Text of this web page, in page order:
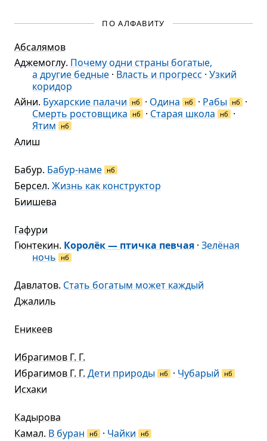
ПО АЛФАВИТУ
Абсалямов
Аджемоглу. Почему одни страны богатые,
а другие бедные · Власть и прогресс · Узкий
коридор
Айни. Бухарские палачи нб · Одина нб · Рабы нб
·
Смерть ростовщика
нб · Старая школа нб
·
Ятим
нб
Алиш
Бабур. Бабур-наме нб
Берсел. Жизнь как конструктор
Биишева
Гафури
Гюнтекин. Королёк — птичка певчая · Зелёная
ночь
нб
Давлатов. Стать богатым может каждый
Джалиль
Еникеев
Ибрагимов Г. Г.
Ибрагимов Г. Г. Дети природы нб · Чубарый нб
Исхаки
Кадырова
Камал. В буран нб · Чайки нб